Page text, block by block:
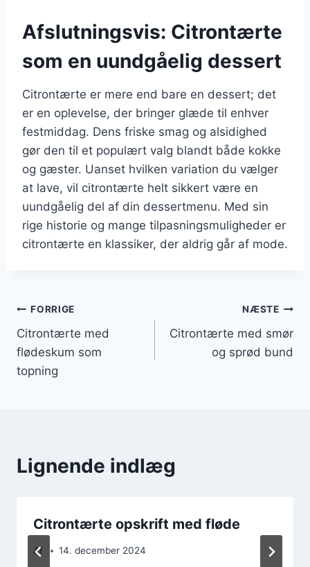
Afslutningsvis: Citrontærte
som en uundgåelig dessert
Citrontærte er mere end bare en dessert; det
er en oplevelse, der bringer glæde til enhver
festmiddag. Dens friske smag og alsidighed
gør den til et populært valg blandt både kokke
og gæster. Uanset hvilken variation du vælger
at lave, vil citrontærte helt sikkert være en
uundgåelig del af din dessertmenu. Med sin
rige historie og mange tilpasningsmuligheder er
citrontærte en klassiker, der aldrig går af mode.
Indlægsnavigation
FORRIGE
Citrontærte med
flødeskum som
topning
NÆSTE
Citrontærte med smør
og sprød bund
Lignende indlæg
Citrontærte opskrift med fløde
Af 14. december 2024